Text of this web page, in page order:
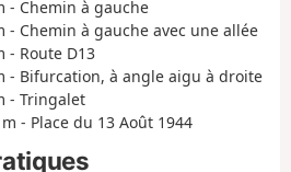
- Chemin à gauche
- Chemin à gauche avec une allée
- Route D13
- Bifurcation, à angle aigu à droite
- Tringalet
- Place du 13 Août 1944